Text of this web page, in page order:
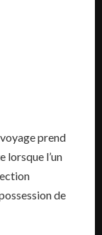
prend
lorsque l’un
de